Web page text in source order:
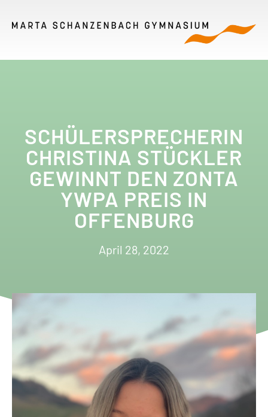
SCHÜLERSPRECHERIN
CHRISTINA STÜCKLER
GEWINNT DEN ZONTA
YWPA PREIS IN
OFFENBURG
April 28, 2022